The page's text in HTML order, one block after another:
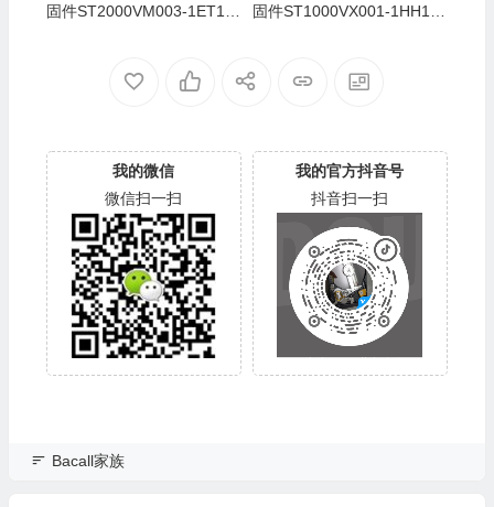
固件ST2000VM003-1ET16
固件ST1000VX001-1HH162
我的微信
微信扫一扫
我的官方抖音号
抖音扫一扫
Bacall家族